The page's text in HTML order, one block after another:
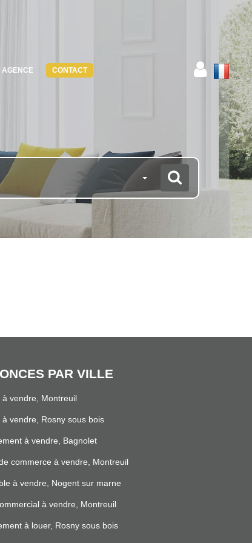
AGENCE CONTACT
PAR VILLE
à vendre, Montreuil
à vendre, Rosny sous bois
à vendre, Bagnolet
commerce à vendre, Montreuil
à vendre, Nogent sur marne
à vendre, Montreuil
à louer, Rosny sous bois